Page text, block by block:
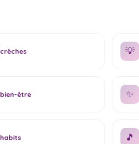
crèches 💡
bien-être ✨
habits 🎵